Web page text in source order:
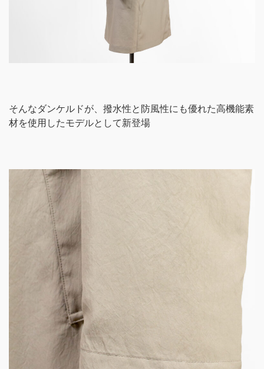
そんなダンケルドが、撥水性と防風性にも優れた高機能素
材を使用したモデルとして新登場